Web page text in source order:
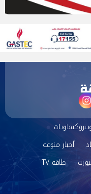
instagram
أخبار منوعة
طاقة TV